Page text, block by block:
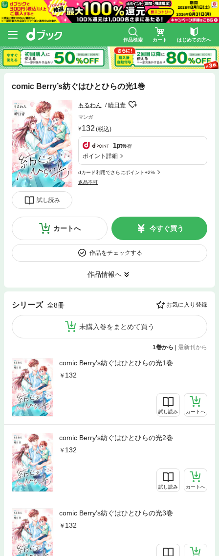
作品検索 カート はじめての方へ
comic Berry’s紡ぐはひとひらの光1巻
試し読み
もるわん 晴日青
マンガ
132 (税込)
1pt獲得
ポイント詳細
dカード利用でさらにポイント+2%
返品不可
カートへ 今すぐ買う
作品をチェックする
作品情報へ
シリーズ 全8冊 お気に入り登録
未購入巻をまとめて買う
1巻から | 最新刊から
comic Berry’s紡ぐはひとひらの光1巻
132
試し読み カートへ
comic Berry’s紡ぐはひとひらの光2巻
132
試し読み カートへ
comic Berry’s紡ぐはひとひらの光3巻
132